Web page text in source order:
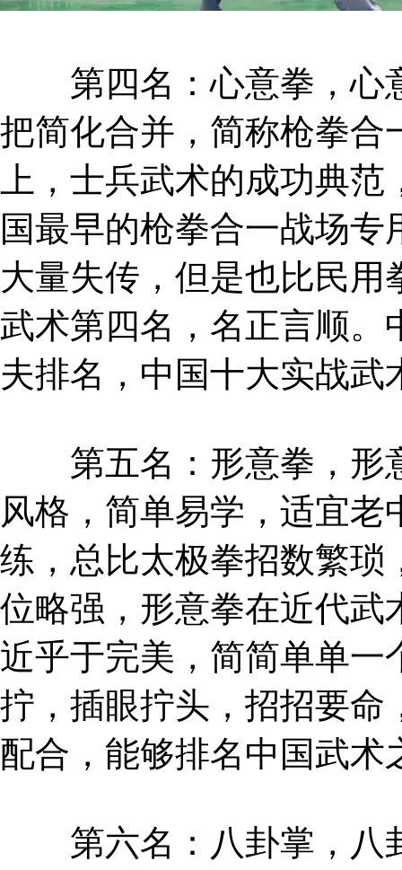
第四名：心意拳，心
把简化合并，简称枪拳合
上，士兵武术的成功典
国最早的枪拳合一战场
大量失传，但是也比民
武术第四名，名正言顺。
夫排名，中国十大实战武
第五名：形意拳，形
风格，简单易学，适宜
练，总比太极拳招数繁琐
位略强，形意拳在近代武
近乎于完美，简简单单一
拧，插眼拧头，招招要命
配合，能够排名中国武术
第六名：八卦掌，八